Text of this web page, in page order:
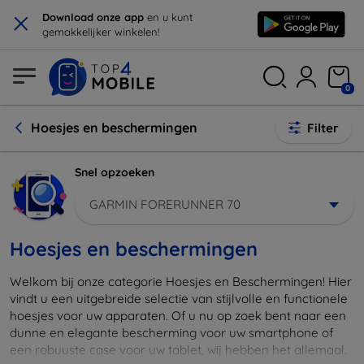
× Download onze app en u kunt
gemakkelijker winkelen!
0
Hoesjes en beschermingen Filter
Snel opzoeken
GARMIN FORERUNNER 70
Hoesjes en beschermingen
Welkom bij onze categorie Hoesjes en Beschermingen! Hier
vindt u een uitgebreide selectie van stijlvolle en functionele
hoesjes voor uw apparaten. Of u nu op zoek bent naar een
dunne en elegante bescherming voor uw smartphone of
een robuuste case voor uw tablet, wij hebben het allemaal.